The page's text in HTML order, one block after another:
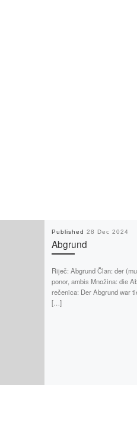
Published 28 Dec 2024
Abgrund
Riječ: Abgrund Član: der
ponor, ambis Množina: die
rečenica: Der Abgrund war
[…]